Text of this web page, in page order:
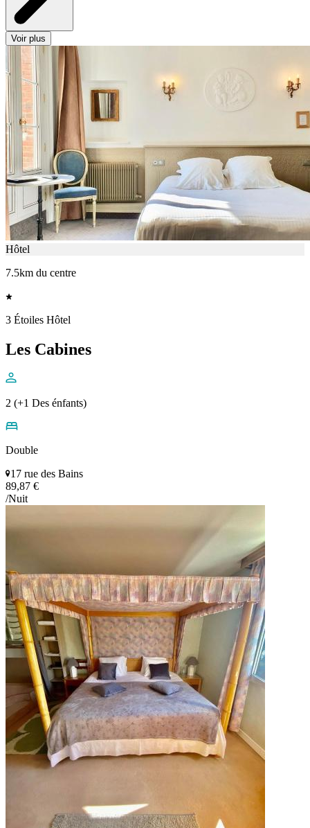
Voir plus
Hôtel
7.5km du centre
3 Étoiles Hôtel
Les Cabines
2 (+1 Des énfants)
Double
17 rue des Bains
89,87 €
/Nuit